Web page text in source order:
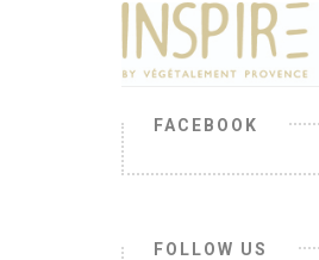
FACEBOOK
FOLLOW US